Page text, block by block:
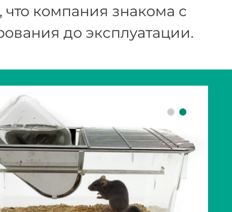
компания знакома с
до эксплуатации.